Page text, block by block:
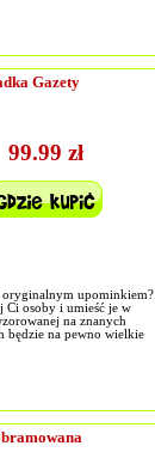
Gazety
99.99 zł
oryginalnym upominkiem?
Ci osoby i umieść je w
na znanych
będzie na pewno wielkie